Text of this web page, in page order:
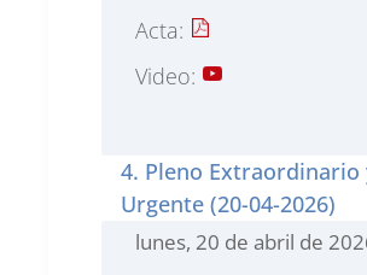
Acta:
Video:
4. Pleno Extraordinario
Urgente (20-04-2026)
lunes, 20 de abril de